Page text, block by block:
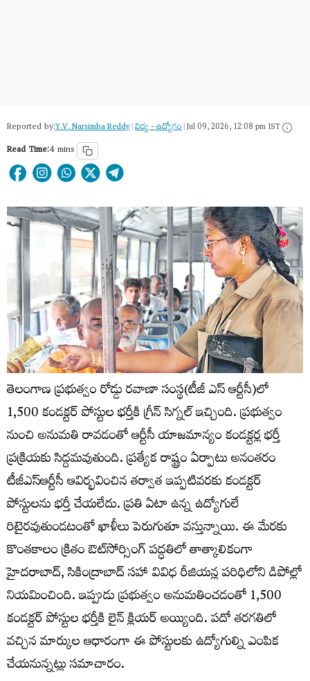
Reported by:Y.V. Narsimha Reddy|విద్య - ఉద్యోగం|Jul 09, 2026, 12:08 pm IST
Read Time:4 mins
తెలంగాణ ప్రభుత్వం రోడ్డు రవాణా సంస్థ(టీజీ ఎస్ ఆర్టీసీ)లో
1,500 కండక్టర్ పోస్టుల భర్తీకి గ్రీన్ సిగ్నల్ ఇచ్చింది. ప్రభుత్వం
నుంచి అనుమతి రావడంతో ఆర్టీసీ యాజమాన్యం కండక్టర్ల భర్తీ
ప్రక్రియకు సిద్దమవుతుంది. ప్రత్యేక రాష్ట్రం ఏర్పాటు అనంతరం
టీజీఎస్‌ఆర్టీసీ ఆవిర్భవించిన తర్వాత ఇప్పటివరకు కండక్టర్‌
పోస్టులను భర్తీ చేయలేదు. ప్రతి ఏటా ఉన్న ఉద్యోగులే
రిటైరవుతుండటంతో ఖాళీలు పెరుగుతూ వస్తున్నాయి. ఈ మేరకు
కొంతకాలం క్రితం ఔట్‌సోర్సింగ్‌ పద్ధతిలో తాత్కాలికంగా
హైదరాబాద్, సికింద్రాబాద్‌ సహా వివిధ రీజియన్ల పరిధిలోని డిపోల్లో
నియమించింది. ఇప్పుడు ప్రభుత్వం అనుమతించడంతో 1,500
కండక్టర్‌ పోస్టుల భర్తీకి లైన్ క్లియర్ అయ్యింది. పదో తరగతిలో
వచ్చిన మార్కుల ఆధారంగా ఈ పోస్టులకు ఉద్యోగుల్ని ఎంపిక
చేయనున్నట్లు సమాచారం.